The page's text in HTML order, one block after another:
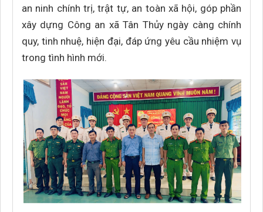
an ninh chính trị, trật tự, an toàn xã hội, góp phần
xây dựng Công an xã Tân Thủy ngày càng chính
quy, tinh nhuệ, hiện đại, đáp ứng yêu cầu nhiệm vụ
trong tình hình mới.